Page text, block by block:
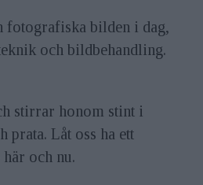
fotografiska bilden i dag,
och bildbehandling.
stirrar honom stint i
prata. Låt oss ha ett
och nu.